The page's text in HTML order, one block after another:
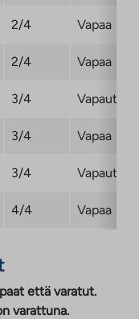
2/4 Vapaa
2/4 Vapaa
3/4
3/4 Vapaa
3/4
4/4 Vapaa
että varatut.
varattuna.